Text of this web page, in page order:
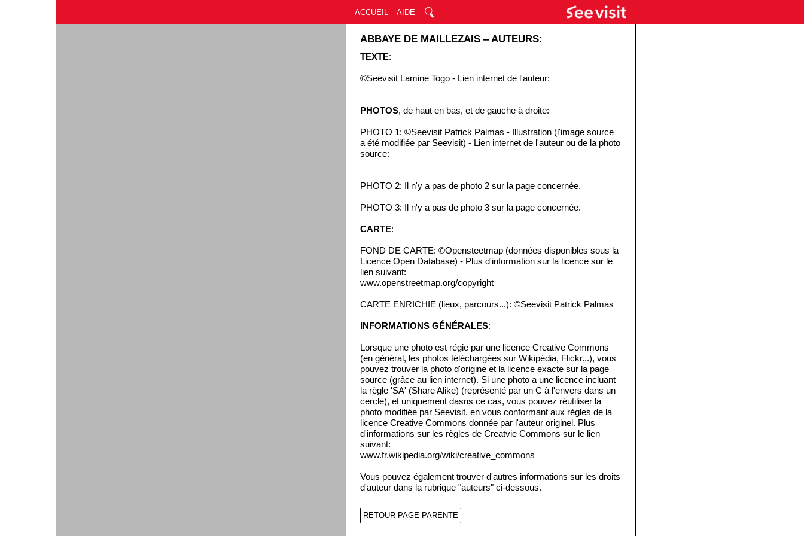
ACCUEIL AIDE
ABBAYE DE MAILLEZAIS ‒ AUTEURS:
TEXTE:
©Seevisit Lamine Togo - Lien internet de l'auteur:
PHOTOS, de haut en bas, et de gauche à droite:
PHOTO 1: ©Seevisit Patrick Palmas - Illustration (l'image source
a été modifiée par Seevisit) - Lien internet de l'auteur ou de la photo
source:
PHOTO 2: Il n'y a pas de photo 2 sur la page concernée.
PHOTO 3: Il n'y a pas de photo 3 sur la page concernée.
CARTE:
FOND DE CARTE: ©Opensteetmap (données disponibles sous la
Licence Open Database) - Plus d'information sur la licence sur le
lien suivant:
www.openstreetmap.org/copyright
CARTE ENRICHIE (lieux, parcours...): ©Seevisit Patrick Palmas
INFORMATIONS GÉNÉRALES:
Lorsque une photo est régie par une licence Creative Commons
(en général, les photos téléchargées sur Wikipédia, Flickr...), vous
pouvez trouver la photo d'origine et la licence exacte sur la page
source (grâce au lien internet). Si une photo a une licence incluant
la règle 'SA' (Share Alike) (représenté par un C à l'envers dans un
cercle), et uniquement dasns ce cas, vous pouvez réutiliser la
photo modifiée par Seevisit, en vous conformant aux règles de la
licence Creative Commons donnée par l'auteur originel. Plus
d'informations sur les règles de Creatvie Commons sur le lien
suivant:
www.fr.wikipedia.org/wiki/creative_commons
Vous pouvez également trouver d'autres informations sur les droits
d'auteur dans la rubrique "auteurs" ci-dessous.
RETOUR PAGE PARENTE